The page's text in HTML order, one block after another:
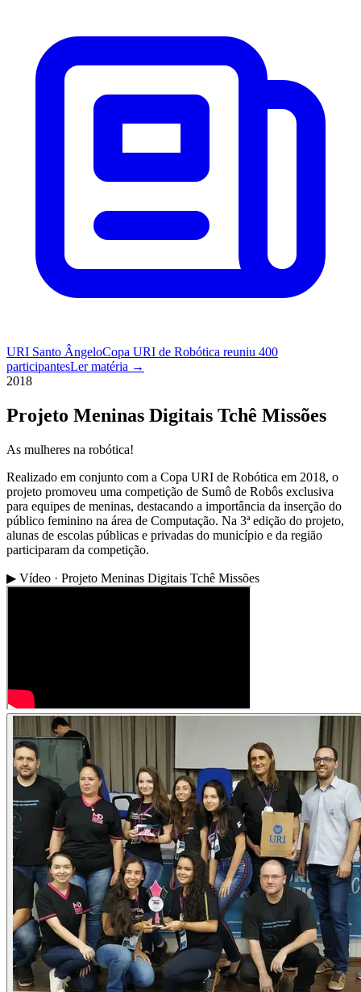
URI Santo ÂngeloCopa URI de Robótica reuniu 400
participantesLer matéria →
2018
Projeto Meninas Digitais Tchê Missões
As mulheres na robótica!
Realizado em conjunto com a Copa URI de Robótica em 2018, o
projeto promoveu uma competição de Sumô de Robôs exclusiva
para equipes de meninas, destacando a importância da inserção do
público feminino na área de Computação. Na 3ª edição do projeto,
alunas de escolas públicas e privadas do município e da região
participaram da competição.
▶ Vídeo · Projeto Meninas Digitais Tchê Missões